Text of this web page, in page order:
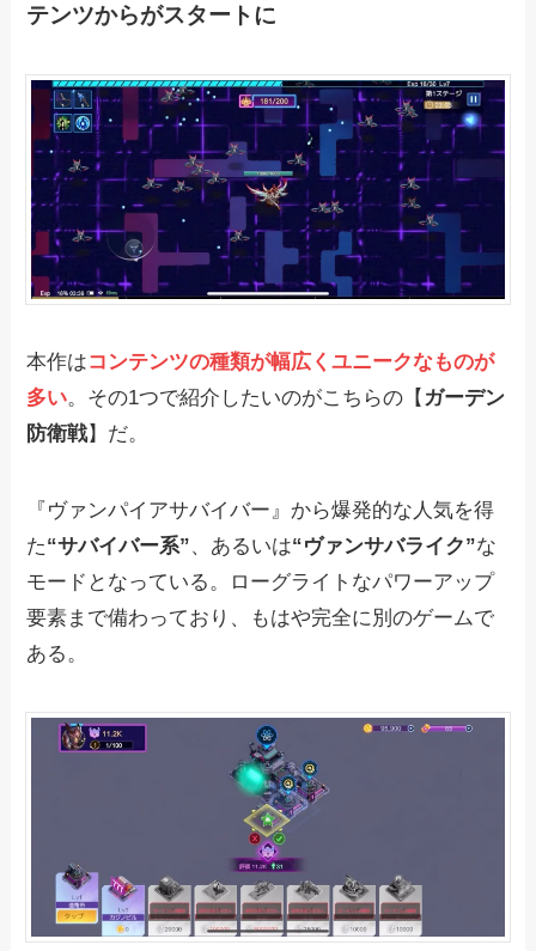
テンツからがスタートに
本作はコンテンツの種類が幅広くユニークなものが
多い。その1つで紹介したいのがこちらの【 ガーデン
防衛戦】だ。
『ヴァンパイアサバイバー』から爆発的な人気を得
た“サバイバー系”、あるいは“ヴァンサバライク”な
モードとなっている。ローグライトなパワーアップ
要素まで備わっており、もはや完全に別のゲームで
ある。